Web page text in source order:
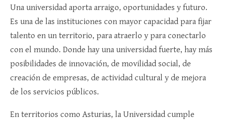
Una universidad aporta arraigo, oportunidades y futuro.
Es una de las instituciones con mayor capacidad para fijar
talento en un territorio, para atraerlo y para conectarlo
con el mundo. Donde hay una universidad fuerte, hay más
posibilidades de innovación, de movilidad social, de
creación de empresas, de actividad cultural y de mejora
de los servicios públicos.
En territorios como Asturias, la Universidad cumple